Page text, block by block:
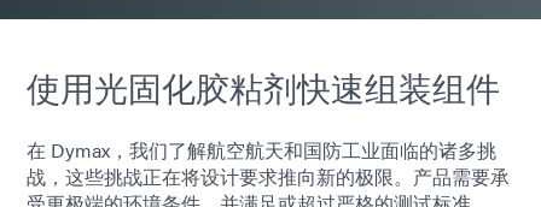
使用光固化胶粘剂快速组装组件
在 Dymax，我们了解航空航天和国防工业面临的诸多挑
战，这些挑战正在将设计要求推向新的极限。产品需要承